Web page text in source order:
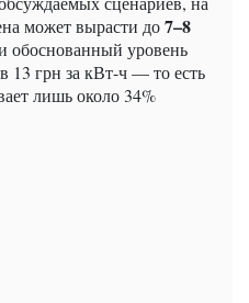
может вырасти до7–8
обоснованный уровень
13 грн за кВт-ч — то есть
лишь около 34%